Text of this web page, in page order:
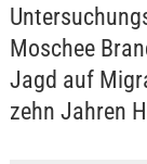
Moschee
Jagd auf
zehn Jahren